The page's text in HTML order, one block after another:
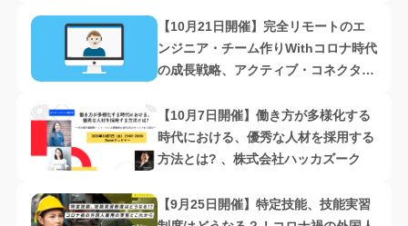
【10月21日開催】完全リモートのエ
ンジニア・チーム作りWithコロナ時代
の成長戦略、アクティブ・コネクター
【10月7日開催】働き方が多様化する
時代における、優秀な人材を採用する
方法とは? 、株式会社ハッカズーク
【9月25日開催】特定技能、技能実習